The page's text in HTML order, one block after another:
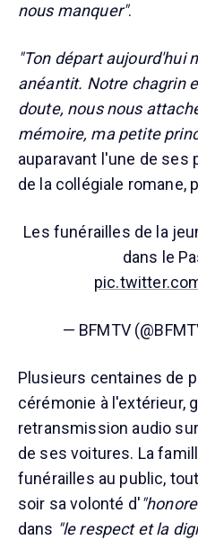
nous manquer".
"Ton départ aujourd'hui
anéantit. Notre chagrin
doute, nous nous
mémoire, ma petite
auparavant l'une de
de la collégiale romane,
Les funérailles de la
dans le
— BFMTV
Plusieurs centaines de
cérémonie à l'extérieur,
retransmission audio
de ses voitures. La
funérailles au public,
soir sa volonté d'
dans "le respect et la